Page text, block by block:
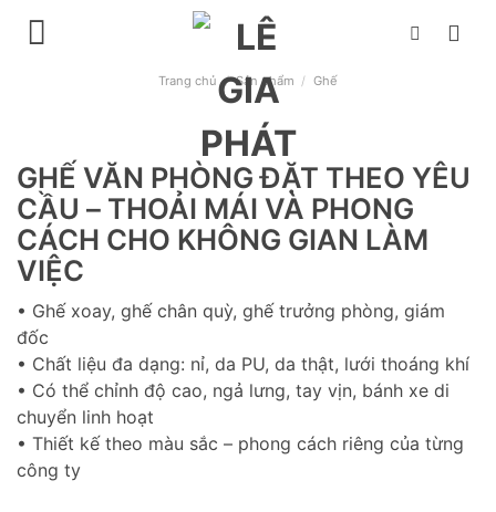
đến
Trang chủ / Sản phẩm / Ghế
GHẾ VĂN PHÒNG ĐẶT THEO YÊU
CẦU – THOẢI MÁI VÀ PHONG
CÁCH CHO KHÔNG GIAN LÀM
VIỆC
• Ghế xoay, ghế chân quỳ, ghế trưởng phòng, giám
đốc
• Chất liệu đa dạng: nỉ, da PU, da thật, lưới thoáng khí
• Có thể chỉnh độ cao, ngả lưng, tay vịn, bánh xe di
chuyển linh hoạt
• Thiết kế theo màu sắc – phong cách riêng của từng
công ty